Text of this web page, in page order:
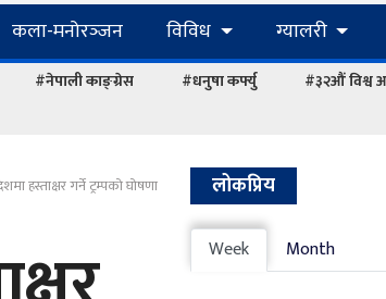
कला-मनोरञ्‍जन विविध ग्यालरी
#नेपाली काङ्ग्रेस #धनुषा कर्फ्यु
#३२औं विश्व
हस्ताक्षर गर्ने ट्रम्पको घोषणा लोकप्रिय
Week Month